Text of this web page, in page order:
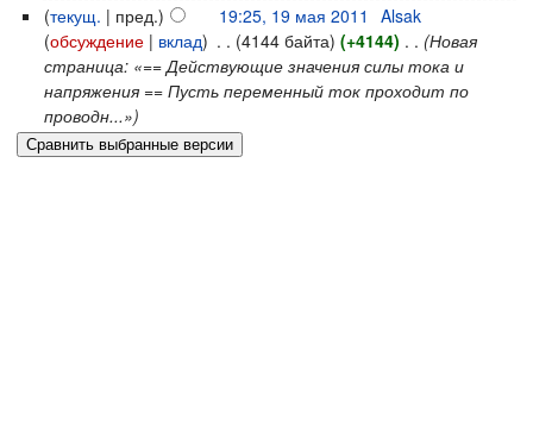
(текущ. | пред.) 19:25, 19 мая 2011
Alsak
(обсуждение | вклад) . . (4144 байта) (+4144) . . (Новая
страница: «== Действующие значения силы тока и
напряжения == Пусть переменный ток проходит по
проводн...»)